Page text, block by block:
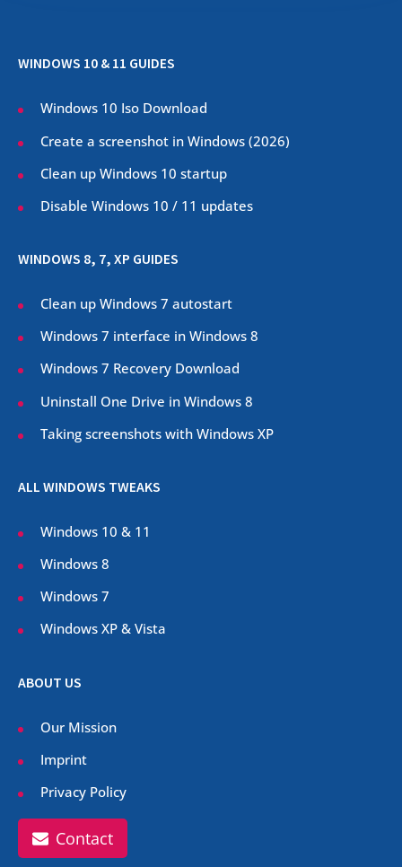
WINDOWS 10 & 11 GUIDES
Windows 10 Iso Download
Create a screenshot in Windows (2026)
Clean up Windows 10 startup
Disable Windows 10 / 11 updates
WINDOWS 8, 7, XP GUIDES
Clean up Windows 7 autostart
Windows 7 interface in Windows 8
Windows 7 Recovery Download
Uninstall One Drive in Windows 8
Taking screenshots with Windows XP
ALL WINDOWS TWEAKS
Windows 10 & 11
Windows 8
Windows 7
Windows XP & Vista
ABOUT US
Our Mission
Imprint
Privacy Policy
Contact